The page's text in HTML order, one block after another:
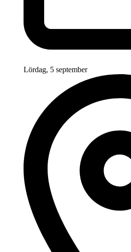
Lördag, 5 september